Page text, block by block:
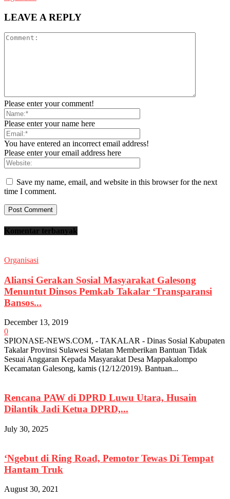
LEAVE A REPLY
Please enter your comment!
Please enter your name here
You have entered an incorrect email address!
Please enter your email address here
Save my name, email, and website in this browser for the next
time I comment.
Komentar terbanyak
Organisasi
Aliansi Gerakan Sosial Masyarakat Galesong
Menuntut Dinsos Pemkab Takalar ‘Transparansi
Bansos...
December 13, 2019
0
SPIONASE-NEWS.COM, - TAKALAR - Dinas Sosial Kabupaten
Takalar Provinsi Sulawesi Selatan Memberikan Bantuan Tidak
Sesuai Anggaran Kepada Masyarakat Desa Mappakalompo
Kecamatan Galesong, kamis (12/12/2019). Bantuan...
Rencana PAW di DPRD Luwu Utara, Husain
Dilantik Jadi Ketua DPRD,...
July 30, 2025
‘Ngebut di Ring Road, Pemotor Tewas Di Tempat
Hantam Truk
August 30, 2021